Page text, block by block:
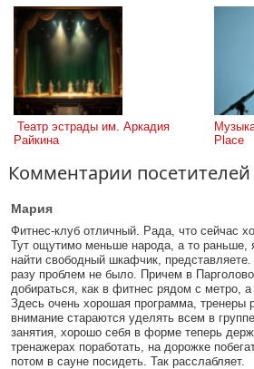
Райкина
Place
Комментарии посетителей
Мария
Фитнес-клуб отличный. Рада, что сейчас
Тут ощутимо меньше народа, а то раньше,
найти свободный шкафчик,
разу проблем не было. Причем в
добираться, как в фитнес рядом с метро,
Здесь очень хорошая программа, тренеры
внимание стараются уделять всем в
занятия, хорошо себя в форме теперь
тренажерах поработать, на дорожке
потом в сауне посидеть. Так расслабляет.